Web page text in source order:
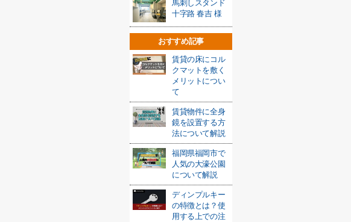
馬刺しスタンド
十字路 春吉 様
おすすめ記事
賃貸の床にコル
クマットを敷く
メリットについ
て
賃貸物件に全身
鏡を設置する方
法について解説
福岡県福岡市で
人気の大濠公園
について解説
ディンプルキー
の特徴とは？使
用する上での注